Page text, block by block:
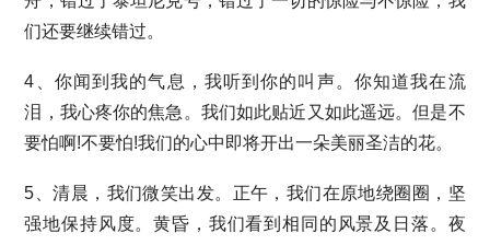
们还要继续错过。
4、你闻到我的气息，我听到你的叫声。你知道我在流
泪，我心疼你的焦急。我们如此贴近又如此遥远。但是不
要怕啊!不要怕!我们的心中即将开出一朵美丽圣洁的花。
5、清晨，我们微笑出发。正午，我们在原地绕圈圈，坚
强地保持风度。黄昏，我们看到相同的风景及日落。夜